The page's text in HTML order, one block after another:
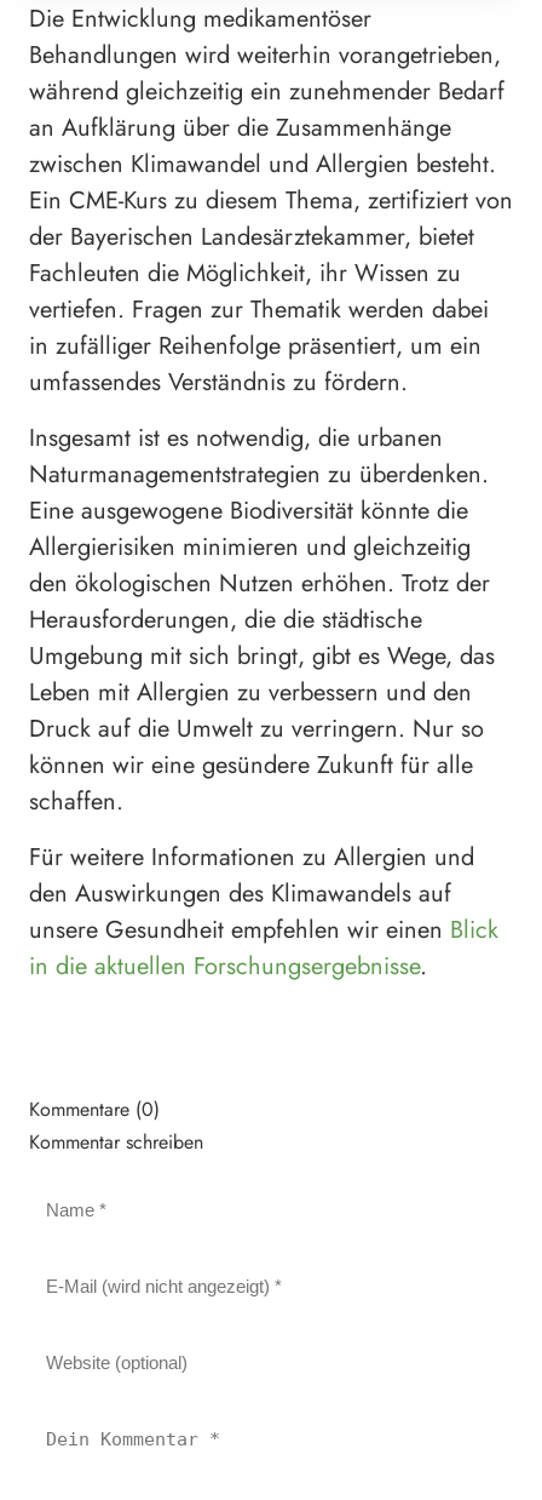
Die Entwicklung medikamentöser
Behandlungen wird weiterhin vorangetrieben,
während gleichzeitig ein zunehmender Bedarf
an Aufklärung über die Zusammenhänge
zwischen Klimawandel und Allergien besteht.
Ein CME-Kurs zu diesem Thema, zertifiziert von
der Bayerischen Landesärztekammer, bietet
Fachleuten die Möglichkeit, ihr Wissen zu
vertiefen. Fragen zur Thematik werden dabei
in zufälliger Reihenfolge präsentiert, um ein
umfassendes Verständnis zu fördern.
Insgesamt ist es notwendig, die urbanen
Naturmanagementstrategien zu überdenken.
Eine ausgewogene Biodiversität könnte die
Allergierisiken minimieren und gleichzeitig
den ökologischen Nutzen erhöhen. Trotz der
Herausforderungen, die die städtische
Umgebung mit sich bringt, gibt es Wege, das
Leben mit Allergien zu verbessern und den
Druck auf die Umwelt zu verringern. Nur so
können wir eine gesündere Zukunft für alle
schaffen.
Für weitere Informationen zu Allergien und
den Auswirkungen des Klimawandels auf
unsere Gesundheit empfehlen wir einen Blick
in die aktuellen Forschungsergebnisse.
Kommentare (0)
Kommentar schreiben